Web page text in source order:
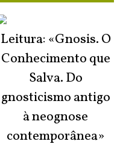
Leitura: «Gnosis. O
Conhecimento que
Salva. Do
gnosticismo antigo
à neognose
contemporânea»